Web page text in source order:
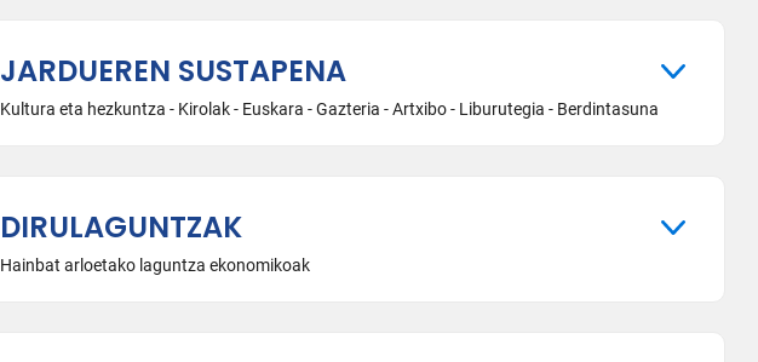
JARDUEREN SUSTAPENA
Kultura eta hezkuntza - Kirolak - Euskara - Gazteria - Artxibo - Liburutegia - Berdintasuna
DIRULAGUNTZAK
Hainbat arloetako laguntza ekonomikoak